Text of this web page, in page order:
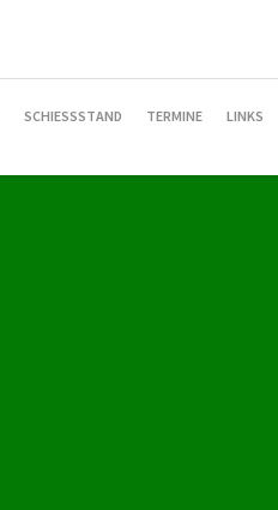
SCHIESSSTAND TERMINE LINKS